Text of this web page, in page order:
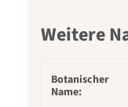
Weitere
Botanischer
Name: